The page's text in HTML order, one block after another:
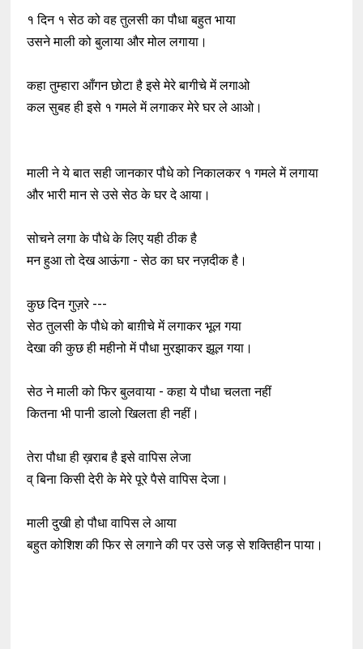
१ दिन १ सेठ को वह तुलसी का पौधा बहुत भाया
उसने माली को बुलाया और मोल लगाया।
कहा तुम्हारा आँगन छोटा है इसे मेरे बागीचे में लगाओ
कल सुबह ही इसे १ गमले में लगाकर मेरे घर ले आओ।
माली ने ये बात सही जानकार पौधे को निकालकर १ गमले में लगाया
और भारी मान से उसे सेठ के घर दे आया।
सोचने लगा के पौधे के लिए यही ठीक है
मन हुआ तो देख आऊंगा - सेठ का घर नज़दीक है।
कुछ दिन गुज़रे ---
सेठ तुलसी के पौधे को बाग़ीचे में लगाकर भूल गया
देखा की कुछ ही महीनो में पौधा मुरझाकर झूल गया।
सेठ ने माली को फिर बुलवाया - कहा ये पौधा चलता नहीं
कितना भी पानी डालो खिलता ही नहीं।
तेरा पौधा ही ख़राब है इसे वापिस लेजा
व् बिना किसी देरी के मेरे पूरे पैसे वापिस देजा।
माली दुखी हो पौधा वापिस ले आया
बहुत कोशिश की फिर से लगाने की पर उसे जड़ से शक्तिहीन पाया।